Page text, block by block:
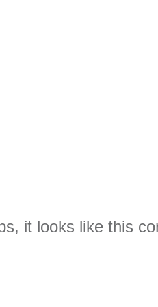
it looks like this